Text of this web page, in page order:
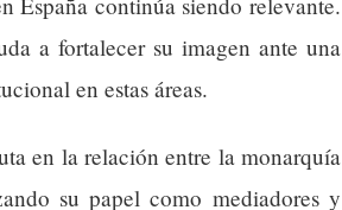
a fortalecer su imagen ante una
en estas áreas.
en la relación entre la monarquía
su papel como mediadores y